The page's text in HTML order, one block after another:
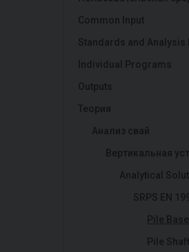
Common Input
Standards and Analysis
Individual Programs
Outputs
Теория
Анализ свай
Вертикальная
Analytical
SRPS EN
Pile
Pile